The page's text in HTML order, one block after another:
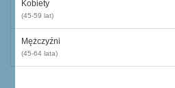
Kobiety
(45-59 lat)
Mężczyźni
(45-64 lata)